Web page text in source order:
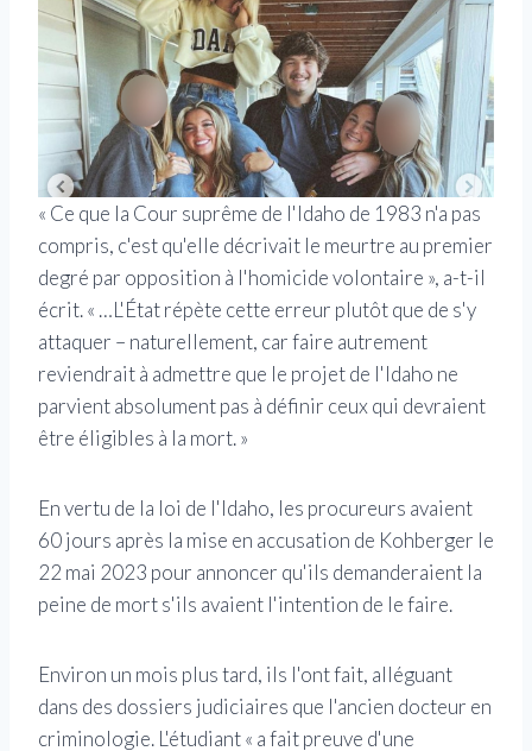
« Ce que la Cour suprême de l'Idaho de 1983 n'a pas
compris, c'est qu'elle décrivait le meurtre au premier
degré par opposition à l'homicide volontaire », a-t-il
écrit. « …L'État répète cette erreur plutôt que de s'y
attaquer – naturellement, car faire autrement
reviendrait à admettre que le projet de l'Idaho ne
parvient absolument pas à définir ceux qui devraient
être éligibles à la mort. »
En vertu de la loi de l'Idaho, les procureurs avaient
60 jours après la mise en accusation de Kohberger le
22 mai 2023 pour annoncer qu'ils demanderaient la
peine de mort s'ils avaient l'intention de le faire.
Environ un mois plus tard, ils l'ont fait, alléguant
dans des dossiers judiciaires que l'ancien docteur en
criminologie. L'étudiant « a fait preuve d'une